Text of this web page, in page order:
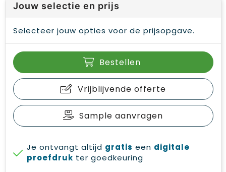
Jouw selectie en prijs
Selecteer jouw opties voor de prijsopgave.
Bestellen
Vrijblijvende offerte
Sample aanvragen
Je ontvangt altijd gratis een digitale
proefdruk ter goedkeuring